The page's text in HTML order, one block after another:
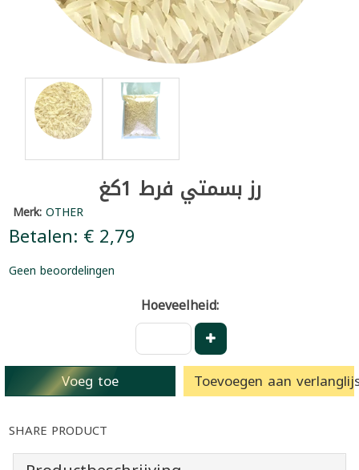
رز بسمتي فرط 1كغ
Merk:OTHER
Betalen: € 2,79
Geen beoordelingen
Hoeveelheid:
Voeg toe Toevoegen aan
SHARE PRODUCT